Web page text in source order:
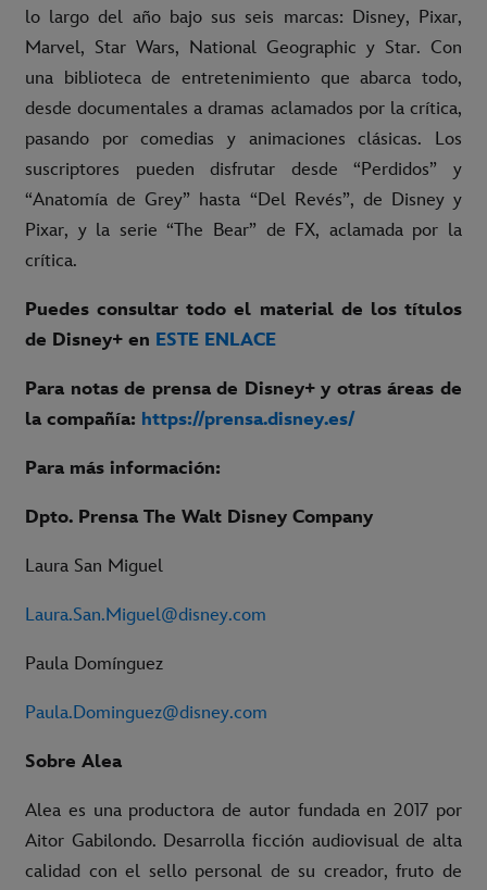
lo largo del año bajo sus seis marcas: Disney, Pixar,
Marvel, Star Wars, National Geographic y Star. Con
una biblioteca de entretenimiento que abarca todo,
desde documentales a dramas aclamados por la crítica,
pasando por comedias y animaciones clásicas. Los
suscriptores pueden disfrutar desde “Perdidos” y
“Anatomía de Grey” hasta “Del Revés”, de Disney y
Pixar, y la serie “The Bear” de FX, aclamada por la
crítica.
Puedes consultar todo el material de los títulos
de Disney+ en ESTE ENLACE
Para notas de prensa de Disney+ y otras áreas de
la compañía: https://prensa.disney.es/
Para más información:
Dpto. Prensa The Walt Disney Company
Laura San Miguel
Laura.San.Miguel@disney.com
Paula Domínguez
Paula.Dominguez@disney.com
Sobre Alea
Alea es una productora de autor fundada en 2017 por
Aitor Gabilondo. Desarrolla ficción audiovisual de alta
calidad con el sello personal de su creador, fruto de